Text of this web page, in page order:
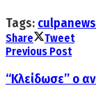
Tags:
Share
Tweet
Previous Post
“Κλείδωσε” ο